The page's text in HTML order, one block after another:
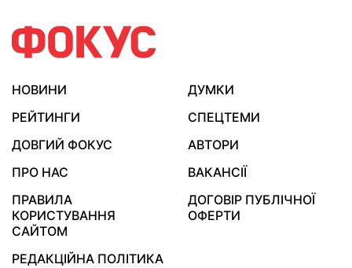
НОВИНИ
ДУМКИ
РЕЙТИНГИ
СПЕЦТЕМИ
ДОВГИЙ ФОКУС
АВТОРИ
ПРО НАС
ВАКАНСІЇ
ПРАВИЛА
КОРИСТУВАННЯ
САЙТОМ
ДОГОВІР ПУБЛІЧНОЇ
ОФЕРТИ
РЕДАКЦІЙНА ПОЛІТИКА